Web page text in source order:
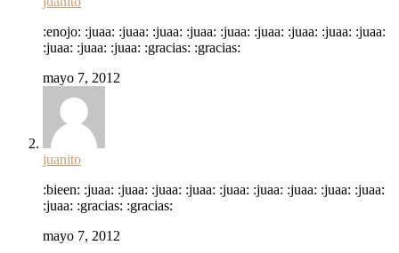
:enojo: :juaa: :juaa: :juaa: :juaa: :juaa: :juaa: :juaa: :juaa: :juaa:
:juaa: :juaa: :juaa: :gracias: :gracias:
mayo 7, 2012
juanito
:bieen: :juaa: :juaa: :juaa: :juaa: :juaa: :juaa: :juaa: :juaa: :juaa:
:juaa: :gracias: :gracias:
mayo 7, 2012